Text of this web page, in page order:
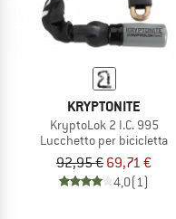
KRYPTONITE
KryptoLok 2 I.C. 995
Lucchetto per bicicletta
92,95 € 69,71 €
4,0(1)